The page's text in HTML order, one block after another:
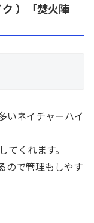
）「焚火陣
いネイチャーハイ
くれます。
ので管理もしやす